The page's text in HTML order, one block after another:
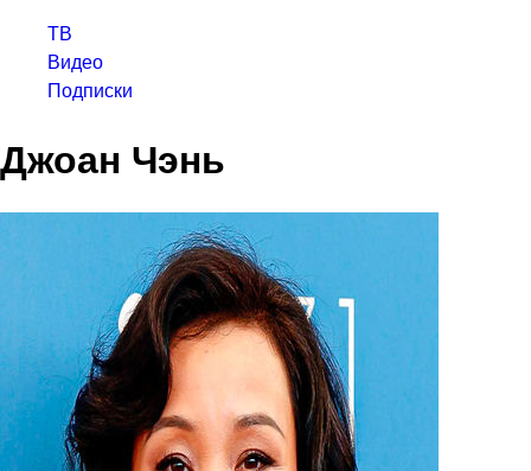
ТВ
Видео
Подписки
Джоан Чэнь